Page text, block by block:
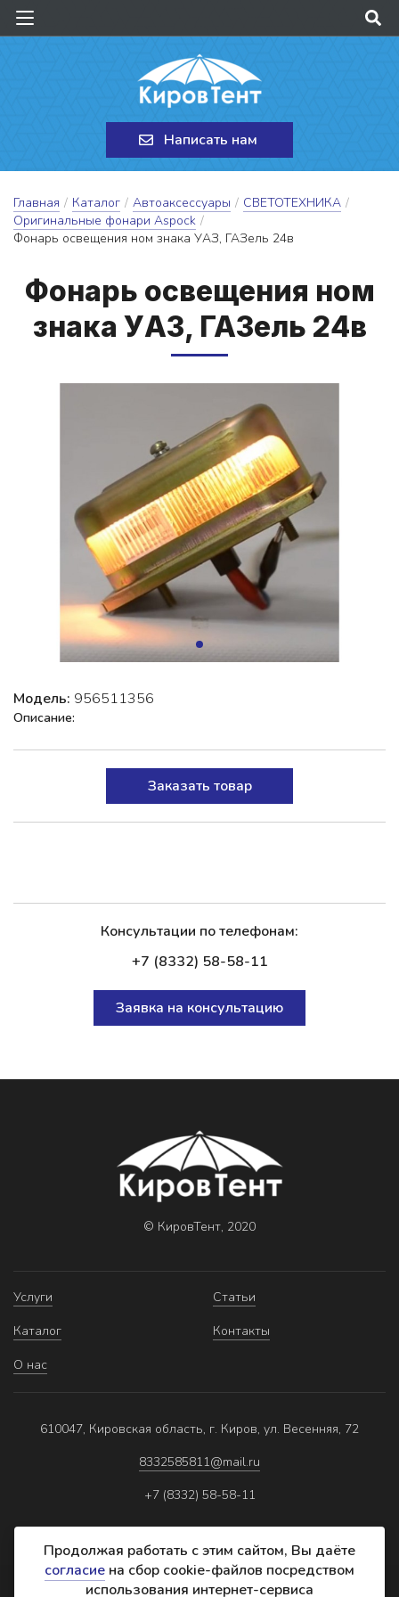
Написать нам
Главная / Каталог / Автоаксессуары / СВЕТОТЕХНИКА /
Оригинальные фонари Aspock /
Фонарь освещения ном знака УАЗ, ГАЗель 24в
Фо­нарь ос­ве­ще­ния ном
зна­ка У­АЗ, ГА­Зель 24в
Модель: 956511356
Описание:
Заказать товар
Консультации по телефонам:
+7 (8332) 58-58-11
Заявка на консультацию
© КировТент, 2020
Услуги
Каталог
О нас
Статьи
Контакты
610047, Кировская область, г. Киров, ул. Весенняя, 72
8332585811@mail.ru
+7 (8332) 58-58-11
Политика обработки персональных данных
Продолжая работать с этим сайтом, Вы даёте
согласие на сбор cookie-файлов посредством
использования интернет-сервиса